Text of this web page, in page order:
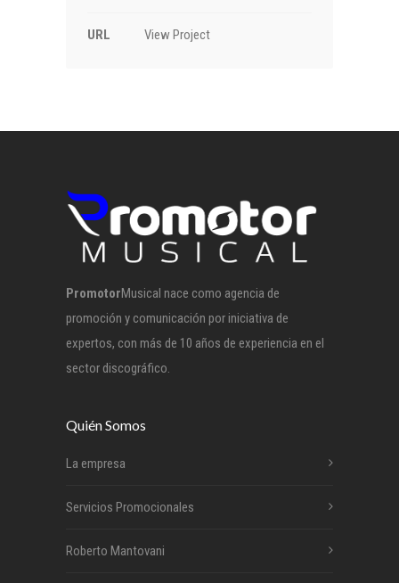
URL View Project
PromotorMusical nace como agencia de
promoción y comunicación por iniciativa de
expertos, con más de 10 años de experiencia en el
sector discográfico.
Quién Somos
La empresa
Servicios Promocionales
Roberto Mantovani